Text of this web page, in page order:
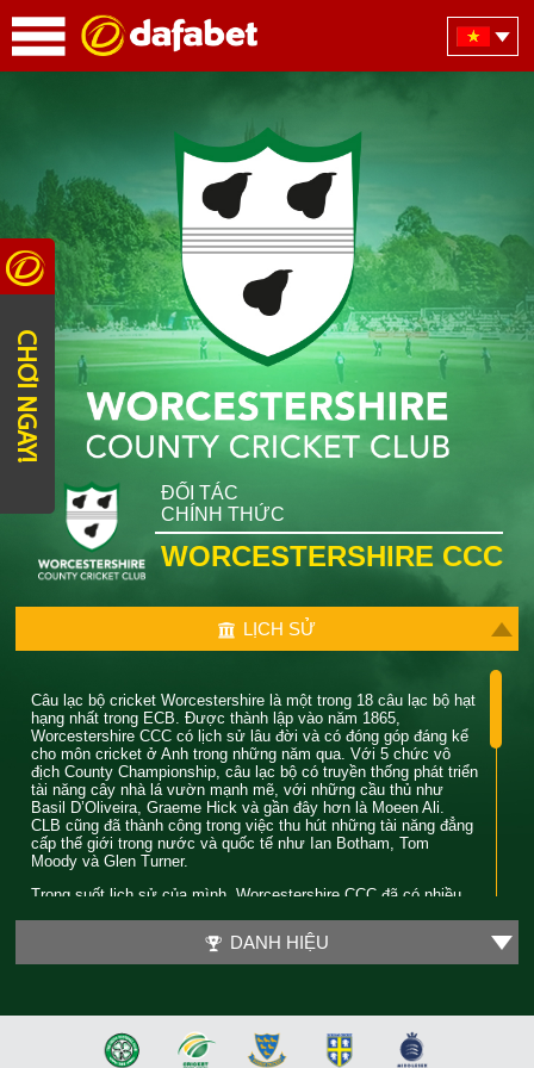
ĐỐI TÁC
CHÍNH THỨC
WORCESTERSHIRE CCC
LỊCH SỬ
Câu lạc bộ cricket Worcestershire là một trong 18 câu lạc bộ hạt
hạng nhất trong ECB. Được thành lập vào năm 1865,
Worcestershire CCC có lịch sử lâu đời và có đóng góp đáng kể
cho môn cricket ở Anh trong những năm qua. Với 5 chức vô
địch County Championship, câu lạc bộ có truyền thống phát triển
tài năng cây nhà lá vườn mạnh mẽ, với những cầu thủ như
Basil D’Oliveira, Graeme Hick và gần đây hơn là Moeen Ali.
CLB cũng đã thành công trong việc thu hút những tài năng đẳng
cấp thế giới trong nước và quốc tế như Ian Botham, Tom
Moody và Glen Turner.
Trong suốt lịch sử của mình, Worcestershire CCC đã có nhiều
cuối những năm 80. Trong thời gian này, Worcestershire đã
giành được 4 danh hiệu lớn khi liên tiếp giành được cả chức vô
địch County Championship và Pro 40. Huyền thoại câu lạc bộ
được giải Cầu thủ cricket của năm ở Wisden vào năm 1989.
Vào năm 2018, Worcestershire CCC đã giành được chiếc cúp
DANH HIỆU
CHƠI NGAY!